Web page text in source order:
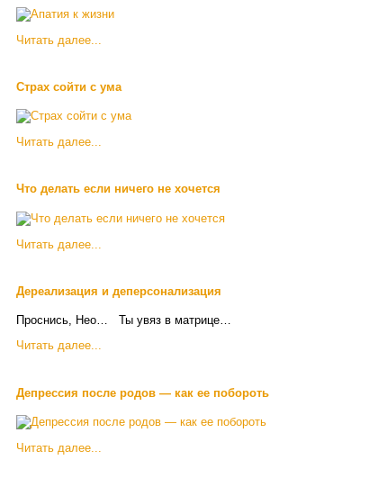
Читать далее...
Страх сойти с ума
Читать далее...
Что делать если ничего не хочется
Читать далее...
Дереализация и деперсонализация
Проснись, Нео… Ты увяз в матрице…
Читать далее...
Депрессия после родов — как ее побороть
Читать далее...